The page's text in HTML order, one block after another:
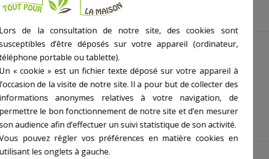
H-79212165
Lors de la consultation de notre site, des cookies sont
d’être déposés sur votre appareil (ordinateur,
portable ou tablette).
Un « cookie » est un fichier texte déposé sur votre appareil à
l’occasion de la visite de notre site. Il a pour but de collecter des
informations anonymes relatives à votre navigation, de
permettre le bon fonctionnement de notre site et d’en mesurer
audience afin d’effectuer un suivi statistique de son activité.
pouvez régler vos préférences en matière cookies en
utilisant les onglets à gauche.